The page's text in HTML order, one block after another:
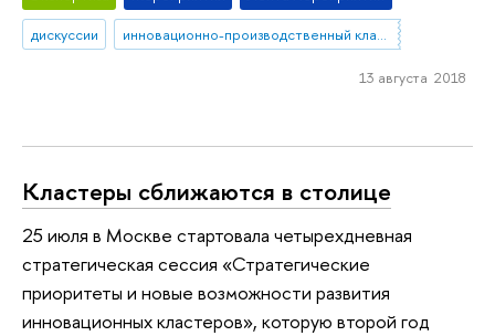
дискуссии
инновационно-производственный кластер Москвы
13 августа 2018
Кластеры сближаются в столице
25 июля в Москве стартовала четырехдневная
стратегическая сессия «Стратегические
приоритеты и новые возможности развития
инновационных кластеров», которую второй год